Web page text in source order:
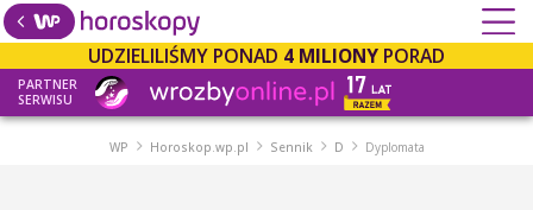
UDZIELILIŚMY PONAD 4 MILIONY PORAD
PARTNER
SERWISU
WP Horoskop.wp.pl Sennik D Dyplomata